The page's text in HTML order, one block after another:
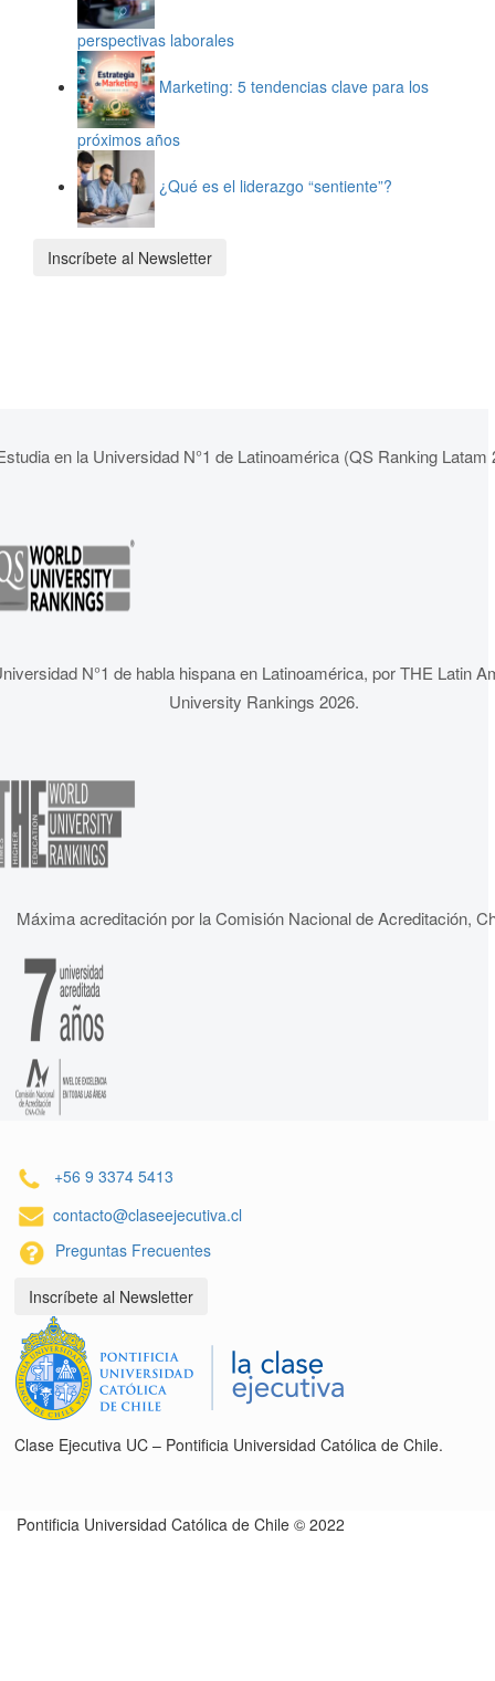
perspectivas laborales
Marketing: 5 tendencias clave para los
próximos años
¿Qué es el liderazgo “sentiente”?
Inscríbete al Newsletter
en la Universidad N°1 de Latinoamérica (QS Ranking Latam
N°1 de habla hispana en Latinoamérica, por THE Latin
University Rankings 2026.
Máxima acreditación por la Comisión Nacional de Acreditación,
+56 9 3374 5413
contacto@claseejecutiva.cl
Preguntas Frecuentes
Inscríbete al Newsletter
Clase Ejecutiva UC – Pontificia Universidad Católica de Chile.
Pontificia Universidad Católica de Chile © 2022